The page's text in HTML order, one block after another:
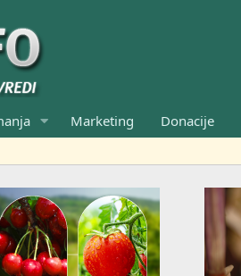
Marketing Donacije